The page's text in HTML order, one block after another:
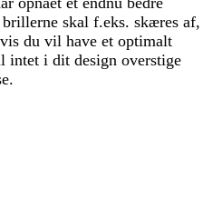
skal f.eks. skæres af,
du vil have et optimalt
intet i dit design overstige